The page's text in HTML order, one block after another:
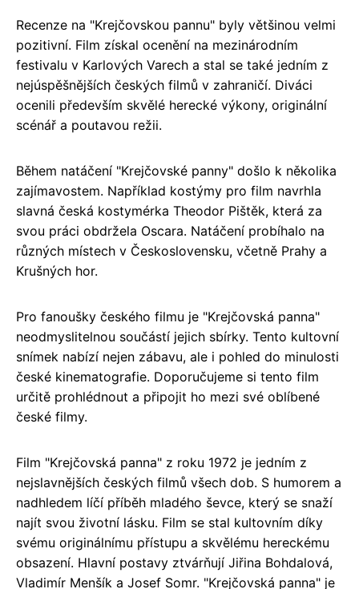
Recenze na "Krejčovskou pannu" byly většinou velmi
pozitivní. Film získal ocenění na mezinárodním
festivalu v Karlových Varech a stal se také jedním z
nejúspěšnějších českých filmů v zahraničí. Diváci
ocenili především skvělé herecké výkony, originální
scénář a poutavou režii.
Během natáčení "Krejčovské panny" došlo k několika
zajímavostem. Například kostýmy pro film navrhla
slavná česká kostymérka Theodor Pištěk, která za
svou práci obdržela Oscara. Natáčení probíhalo na
různých místech v Československu, včetně Prahy a
Krušných hor.
Pro fanoušky českého filmu je "Krejčovská panna"
neodmyslitelnou součástí jejich sbírky. Tento kultovní
snímek nabízí nejen zábavu, ale i pohled do minulosti
české kinematografie. Doporučujeme si tento film
určitě prohlédnout a připojit ho mezi své oblíbené
české filmy.
Film "Krejčovská panna" z roku 1972 je jedním z
nejslavnějších českých filmů všech dob. S humorem a
nadhledem líčí příběh mladého ševce, který se snaží
najít svou životní lásku. Film se stal kultovním díky
svému originálnímu přístupu a skvělému hereckému
obsazení. Hlavní postavy ztvárňují Jiřina Bohdalová,
Vladimír Menšík a Josef Somr. "Krejčovská panna" je